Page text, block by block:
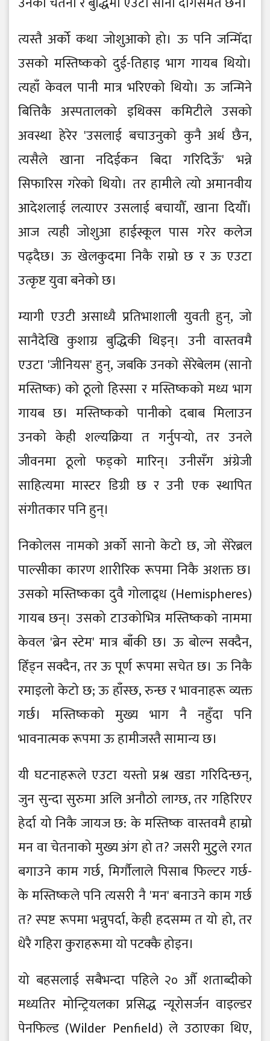
त्यस्तै अर्को कथा जोशुआको हो। ऊ पनि जन्मिँदा
उसको मस्तिष्कको दुई-तिहाइ भाग गायब थियो।
त्यहाँ केवल पानी मात्र भरिएको थियो। ऊ जन्मिने
बित्तिकै अस्पतालको इथिक्स कमिटीले उसको
अवस्था हेरेर 'उसलाई बचाउनुको कुनै अर्थ छैन,
त्यसैले खाना नदिईकन बिदा गरिदिऊँ' भन्ने
सिफारिस गरेको थियो। तर हामीले त्यो अमानवीय
आदेशलाई लत्याएर उसलाई बचायौँ, खाना दियौँ।
आज त्यही जोशुआ हाईस्कूल पास गरेर कलेज
पढ्दैछ। ऊ खेलकुदमा निकै राम्रो छ र ऊ एउटा
उत्कृष्ट युवा बनेको छ।
म्यागी एउटी असाध्यै प्रतिभाशाली युवती हुन्, जो
सानैदेखि कुशाग्र बुद्धिकी थिइन्। उनी वास्तवमै
एउटा 'जीनियस' हुन्, जबकि उनको सेरेबेलम (सानो
मस्तिष्क) को ठूलो हिस्सा र मस्तिष्कको मध्य भाग
गायब छ। मस्तिष्कको पानीको दबाब मिलाउन
उनको केही शल्यक्रिया त गर्नुपर्‍यो, तर उनले
जीवनमा ठूलो फड्को मारिन्। उनीसँग अंग्रेजी
साहित्यमा मास्टर डिग्री छ र उनी एक स्थापित
संगीतकार पनि हुन्।
निकोलस नामको अर्को सानो केटो छ, जो सेरेब्रल
पाल्सीका कारण शारीरिक रूपमा निकै अशक्त छ।
उसको मस्तिष्कका दुवै गोलाद्र्ध (Hemispheres)
गायब छन्। उसको टाउकोभित्र मस्तिष्कको नाममा
केवल 'ब्रेन स्टेम' मात्र बाँकी छ। ऊ बोल्न सक्दैन,
हिँड्न सक्दैन, तर ऊ पूर्ण रूपमा सचेत छ। ऊ निकै
रमाइलो केटो छ; ऊ हाँस्छ, रुन्छ र भावनाहरू व्यक्त
गर्छ। मस्तिष्कको मुख्य भाग नै नहुँदा पनि
भावनात्मक रूपमा ऊ हामीजस्तै सामान्य छ।
यी घटनाहरूले एउटा यस्तो प्रश्न खडा गरिदिन्छन्,
जुन सुन्दा सुरुमा अलि अनौठो लाग्छ, तर गहिरिएर
हेर्दा यो निकै जायज छ: के मस्तिष्क वास्तवमै हाम्रो
मन वा चेतनाको मुख्य अंग हो त? जसरी मुटुले रगत
बगाउने काम गर्छ, मिर्गौलाले पिसाब फिल्टर गर्छ-
के मस्तिष्कले पनि त्यसरी नै 'मन' बनाउने काम गर्छ
त? स्पष्ट रूपमा भन्नुपर्दा, केही हदसम्म त यो हो, तर
धेरै गहिरा कुराहरूमा यो पटक्कै होइन।
यो बहसलाई सबैभन्दा पहिले २० औँ शताब्दीको
मध्यतिर मोन्ट्रियलका प्रसिद्ध न्यूरोसर्जन वाइल्डर
पेनफिल्ड (Wilder Penfield) ले उठाएका थिए,